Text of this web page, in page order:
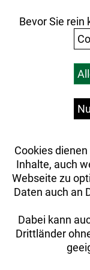
Ihr Einkauf
Versandkosten
Bevor Sie rein
Cookies
Inhalte, auch
Webseite zu
Daten auch an
Dabei kann
Drittländer